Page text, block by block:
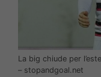
La big chiude per
– stopandgoal.net